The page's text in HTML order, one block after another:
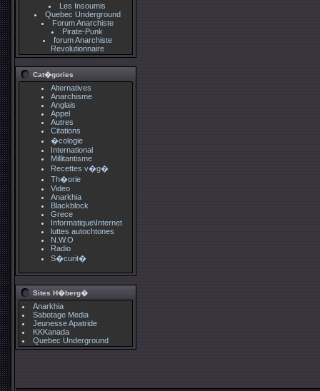
Les Insoumis
Quebec Underground
Forum Anarchiste
Pirate-Punk
forum Anarchiste
Revolutionnaire
Cat�gories
Alternatives
Anarchisme
Anglais
Appel
Autres
Citations
�cologie
International
Millitantisme
Recettes v�g�
Th�orie
Video
Anarkhia
Blackblock
Grece
Informatique\Internet
luttes autochtones
N.W.O
Radio
S�curit�
Sites H�berg�
Anarkhia
Sabotage Media
Jeunesse Apatride
KKKanada
Quebec Underground